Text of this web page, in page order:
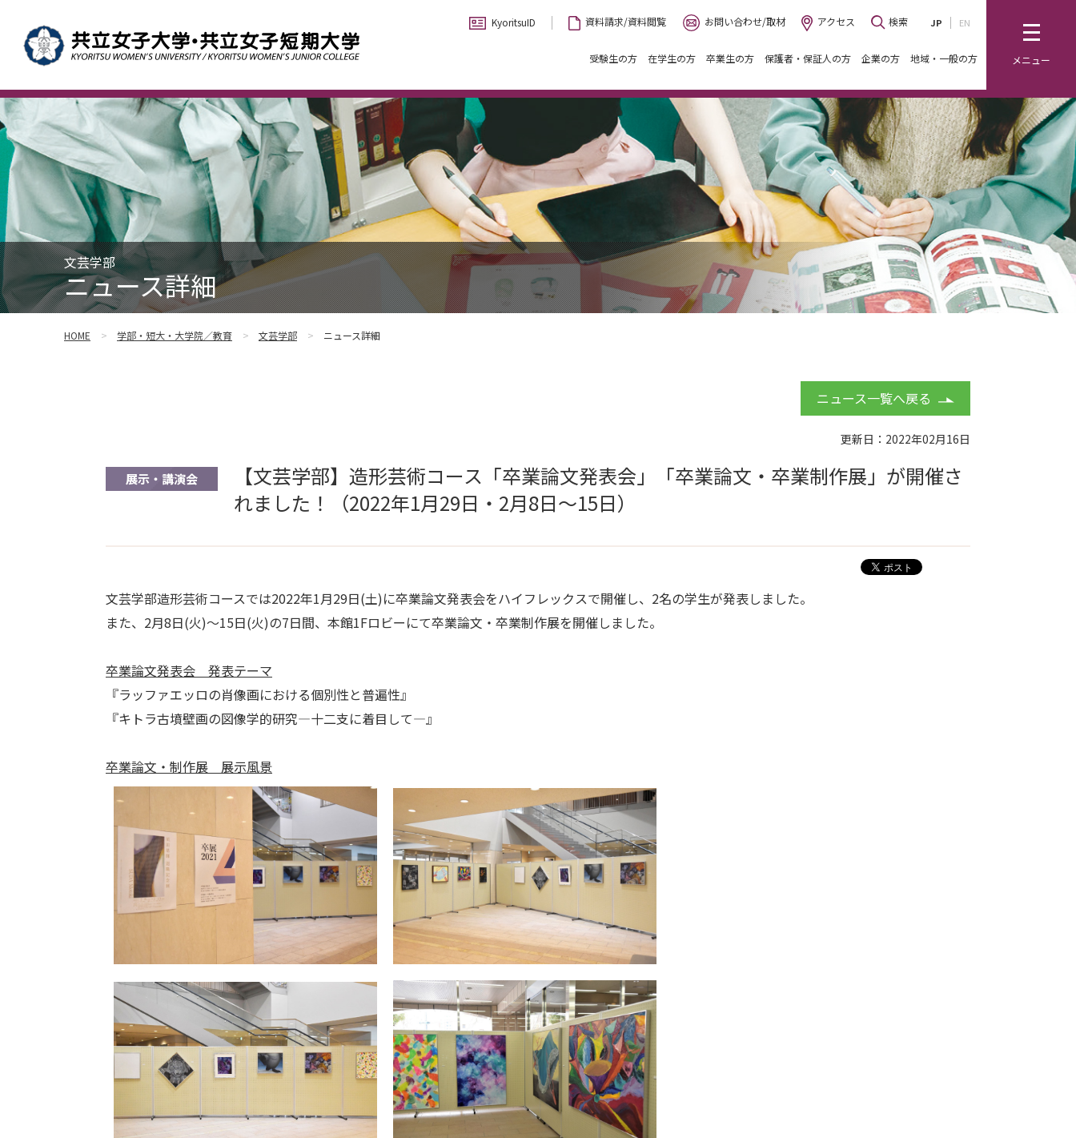
メニュー
検索 JP EN
KyoritsuID 資料請求/資料閲覧 お問い合わせ/取材 アクセス
受験生の方 在学生の方 卒業生の方 保護者・保証人の方 企業の方 地域・一般の方
文芸学部
ニュース詳細
HOME 学部・短大・大学院／教育 文芸学部 ニュース詳細
ニュース一覧へ戻る
更新日：2022年02月16日
展示・講演会
【文芸学部】造形芸術コース「卒業論文発表会」「卒業論文・卒業制作展」が開催さ
れました！（2022年1月29日・2月8日～15日）
文芸学部造形芸術コースでは2022年1月29日(土)に卒業論文発表会をハイフレックスで開催し、2名の学生が発表しました。
また、2月8日(火)～15日(火)の7日間、本館1Fロビーにて卒業論文・卒業制作展を開催しました。
卒業論文発表会 発表テーマ
『ラッファエッロの肖像画における個別性と普遍性』
『キトラ古墳壁画の図像学的研究―十二支に着目して―』
卒業論文・制作展 展示風景